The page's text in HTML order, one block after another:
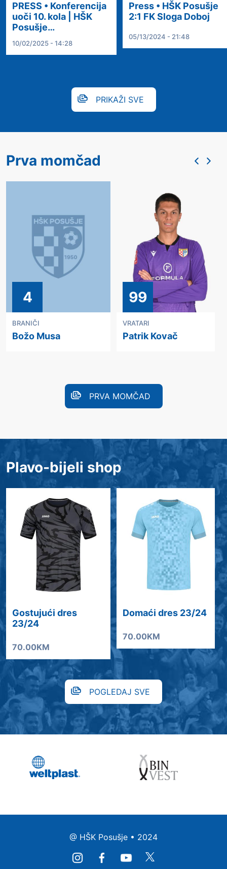
PRESS • Konferencija
uoči 10. kola | HŠK
Posušje…
10/02/2025 - 14:28
Press • HŠK Posušje
2:1 FK Sloga Doboj
05/13/2024 - 21:48
PRIKAŽI SVE
Prva momčad
4
BRANIČI
Božo Musa
99
VRATARI
Patrik Kovač
PRVA MOMČAD
Plavo-bijeli shop
Gostujući dres
23/24
70.00KM
Domaći dres 23/24
70.00KM
POGLEDAJ SVE
@ HŠK Posušje • 2024